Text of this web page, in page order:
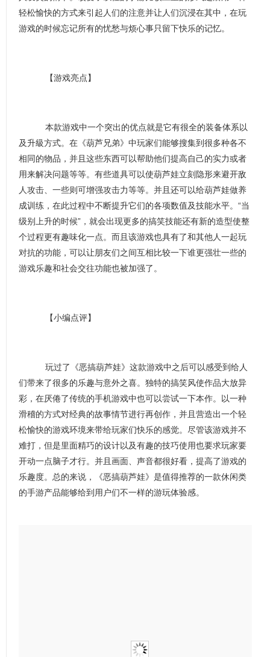
轻松愉快的方式来引起人们的注意并让人们沉浸在其中，在玩
游戏的时候忘记所有的忧愁与烦心事只留下快乐的记忆。
【游戏亮点】
本款游戏中一个突出的优点就是它有很全的装备体系以
及升級方式。在《葫芦兄弟》中玩家们能够搜集到很多种各不
相同的物品，并且这些东西可以帮助他们提高自己的实力或者
用来解决问题等等。有些道具可以使葫芦娃立刻隐形来避开敌
人攻击、一些则可增强攻击力等等。并且还可以给葫芦娃做养
成训练，在此过程中不断提升它们的各项数值及技能水平。“当
级别上升的时候”，就会出现更多的搞笑技能还有新的造型使整
个过程更有趣味化一点。而且该游戏也具有了和其他人一起玩
对抗的功能，可以让朋友们之间互相比较一下谁更强壮一些的
游戏乐趣和社会交往功能也被加强了。
【小编点评】
玩过了《恶搞葫芦娃》这款游戏中之后可以感受到给人
们带来了很多的乐趣与意外之喜。独特的搞笑风使作品大放异
彩，在厌倦了传统的手机游戏中也可以尝试一下本作。以一种
滑稽的方式对经典的故事情节进行再创作，并且营造出一个轻
松愉快的游戏环境来带给玩家们快乐的感觉。尽管该游戏并不
难打，但是里面精巧的设计以及有趣的技巧使用也要求玩家要
开动一点脑子才行。并且画面、声音都很好看，提高了游戏的
乐趣度。总的来说，《恶搞葫芦娃》是值得推荐的一款休闲类
的手游产品能够给到用户们不一样的游玩体验感。